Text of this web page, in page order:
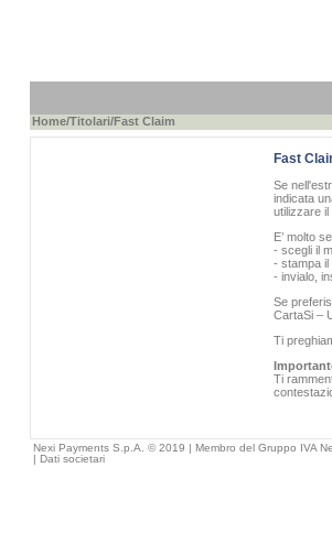
Home/Titolari/Fast Claim
Fast
Se
indicata
utilizzare il
E’ molto
- scegli il
- stampa il
- invialo,
Se
CartaSi –
Ti
Ti
Nexi Payments S.p.A. © 2019 | Membro del Gruppo IVA
| Dati societari